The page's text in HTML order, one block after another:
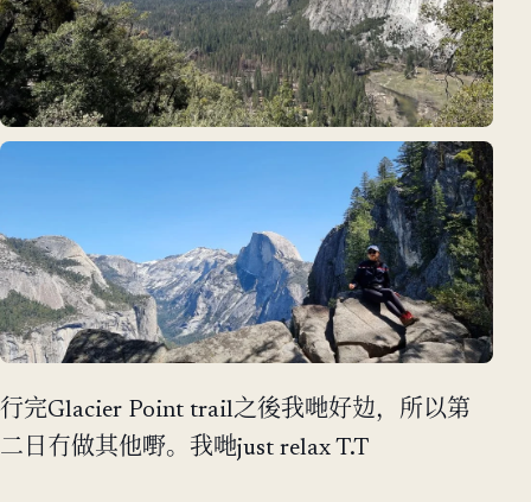
行完Glacier Point trail之後我哋好攰，所以第
二日冇做其他嘢。我哋just relax T.T